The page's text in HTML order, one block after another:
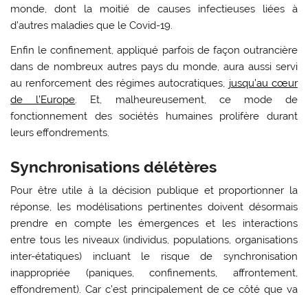
monde, dont la moitié de causes infectieuses liées à
d’autres maladies que le Covid-19.
Enfin le confinement, appliqué parfois de façon outrancière
dans de nombreux autres pays du monde, aura aussi servi
au renforcement des régimes autocratiques, jusqu’au cœur
de l’Europe . Et, malheureusement, ce mode de
fonctionnement des sociétés humaines prolifère durant
leurs effondrements.
Synchronisations délétères
Pour être utile à la décision publique et proportionner la
réponse, les modélisations pertinentes doivent désormais
prendre en compte les émergences et les interactions
entre tous les niveaux (individus, populations, organisations
inter-étatiques) incluant le risque de synchronisation
inappropriée (paniques, confinements, affrontement,
effondrement). Car c’est principalement de ce côté que va